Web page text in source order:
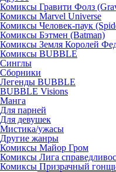
Комиксы Гравити Фолз
Комиксы Marvel Universe
Комиксы Человек-паук
Комиксы Бэтмен (Batman)
Комиксы Земля Королей
Комиксы BUBBLE
Синглы
Сборники
Легенды BUBBLE
BUBBLE Visions
Манга
Для парней
Для девушек
Мистика/ужасы
Другие жанры
Комиксы Майор Гром
Комиксы Лига
Комиксы Призрачный